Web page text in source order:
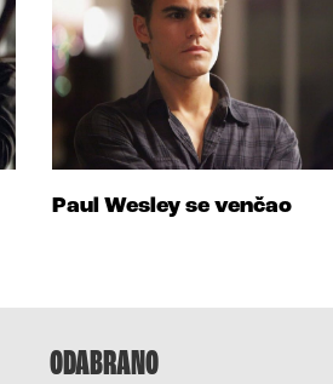
Paul Wesley se venčao
ODABRANO